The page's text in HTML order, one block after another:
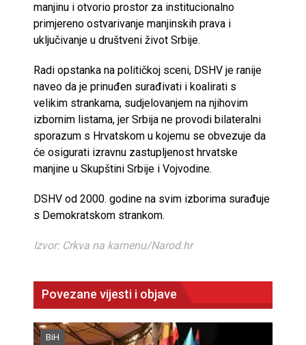
manjinu i otvorio prostor za institucionalno
primjereno ostvarivanje manjinskih prava i
uključivanje u društveni život Srbije.
Radi opstanka na političkoj sceni, DSHV je ranije
naveo da je prinuđen surađivati i koalirati s
velikim strankama, sudjelovanjem na njihovim
izbornim listama, jer Srbija ne provodi bilateralni
sporazum s Hrvatskom u kojemu se obvezuje da
će osigurati izravnu zastupljenost hrvatske
manjine u Skupštini Srbije i Vojvodine.
DSHV od 2000. godine na svim izborima surađuje
s Demokratskom strankom.
Izvor: Crkva na kamenu/Narod.hr
Povezane vijesti i objave
BiH